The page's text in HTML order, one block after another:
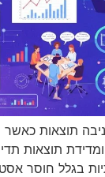
תוצאות
ומדידת תוצאות
בגלל חוסר